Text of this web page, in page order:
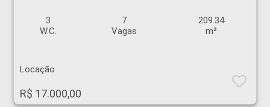
3
W.C.
7
Vagas
209.34
m²
Locação
R$ 17.000,00